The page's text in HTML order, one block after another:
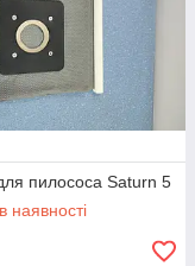
пилососа Saturn 5
наявності